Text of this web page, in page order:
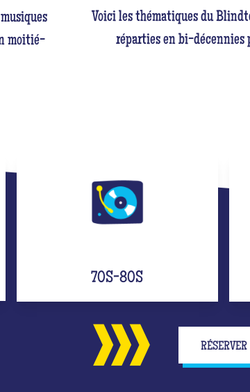
moitié-
Voici les thématiques du
réparties en bi-décennies
70S-80S
RÉSERVER